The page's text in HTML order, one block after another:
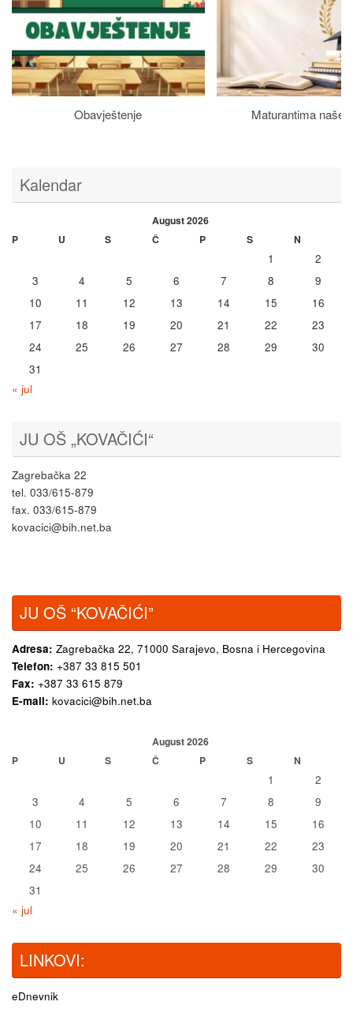
Obavještenje Maturantima naše
Kalendar
August 2026
P
U S Č P S N
1
2
3
4 5 6 7 8
9
10
11 12 13 14 15
16
17
18 19 20 21 22
23
24
25 26 27 28 29
30
31
« jul
JU OŠ „KOVAČIĆI“
Zagrebačka 22
tel. 033/615-879
fax. 033/615-879
kovacici@bih.net.ba
JU OŠ “KOVAČIĆI”
Adresa: Zagrebačka 22, 71000 Sarajevo, Bosna i Hercegovina
Telefon: +387 33 815 501
Fax: +387 33 615 879
E-mail: kovacici@bih.net.ba
August 2026
P
U S Č P S N
1
2
3
4 5 6 7 8
9
10
11 12 13 14 15
16
17
18 19 20 21 22
23
24
25 26 27 28 29
30
31
« jul
LINKOVI:
eDnevnik